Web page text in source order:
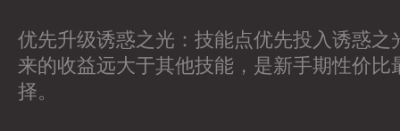
优先升级诱惑之光：技能点优先投入诱惑之
来的收益远大于其他技能，是新手期性价比
择。